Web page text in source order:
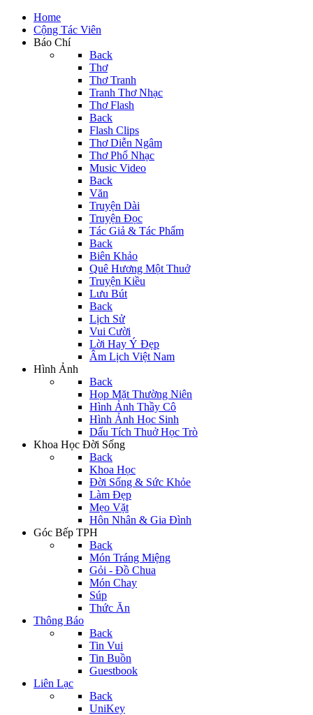
Home
Cộng Tác Viên
Báo Chí
Back
Thơ
Thơ Tranh
Tranh Thơ Nhạc
Thơ Flash
Back
Flash Clips
Thơ Diễn Ngâm
Thơ Phổ Nhạc
Music Video
Back
Văn
Truyện Dài
Truyện Đọc
Tác Giả & Tác Phẩm
Back
Biên Khảo
Quê Hương Một Thuở
Truyện Kiều
Lưu Bút
Back
Lịch Sử
Vui Cười
Lời Hay Ý Đẹp
Âm Lịch Việt Nam
Hình Ảnh
Back
Họp Mặt Thường Niên
Hình Ảnh Thầy Cô
Hình Ảnh Học Sinh
Dấu Tích Thuở Học Trò
Khoa Học Đời Sống
Back
Khoa Học
Đời Sống & Sức Khỏe
Làm Đẹp
Mẹo Vặt
Hôn Nhân & Gia Đình
Góc Bếp TPH
Back
Món Tráng Miệng
Gỏi - Đồ Chua
Món Chay
Súp
Thức Ăn
Thông Báo
Back
Tin Vui
Tin Buồn
Guestbook
Liên Lạc
Back
UniKey